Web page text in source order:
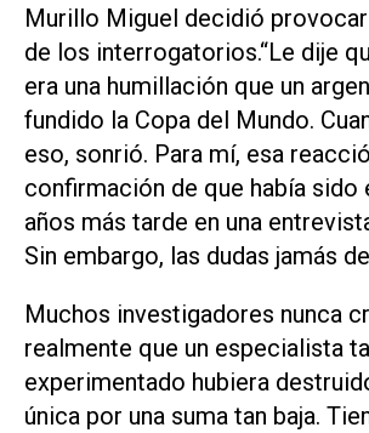
Murillo Miguel decidió
de los interrogatorios.“Le dije
era una humillación que un
fundido la Copa del Mundo.
eso, sonrió. Para mí, esa
confirmación de que había sido
años más tarde en una
Sin embargo, las dudas jamás
Muchos investigadores nunca
realmente que un especialista
experimentado hubiera
única por una suma tan baja.